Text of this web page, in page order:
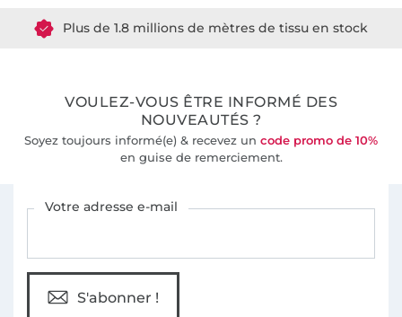
Plus de 1.8 millions de mètres de tissu en stock
36 ans d'expérience
VOULEZ-VOUS ÊTRE INFORMÉ DES
NOUVEAUTÉS ?
Soyez toujours informé(e) & recevez un code promo de 10%
en guise de remerciement.
Votre adresse e-mail
S'abonner !